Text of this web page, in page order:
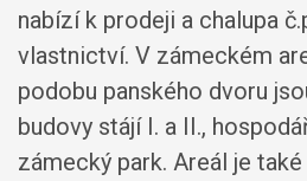
nabízí k prodeji a chalupa
vlastnictví. V zámeckém
podobu panského dvoru
budovy stájí I. a II.,
zámecký park. Areál je